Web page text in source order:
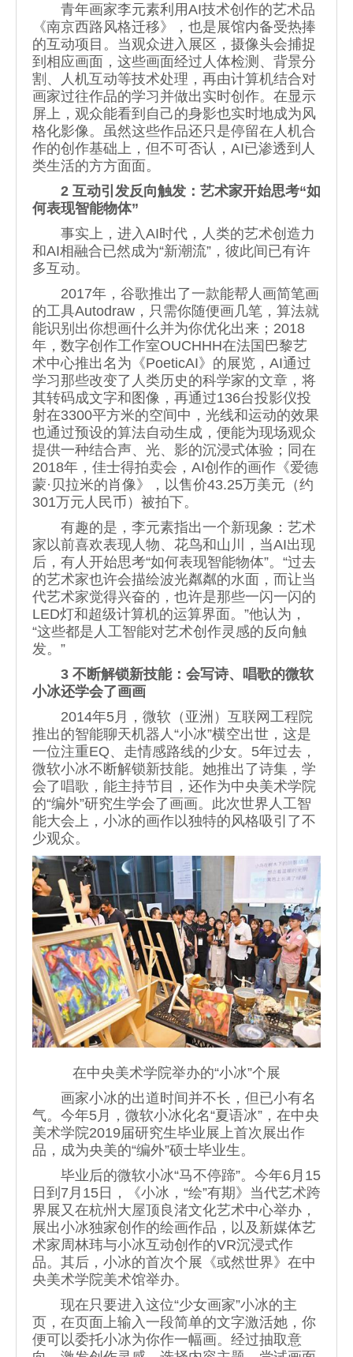
青年画家李元素利用AI技术创作的艺术品
《南京西路风格迁移》，也是展馆内备受热捧
的互动项目。当观众进入展区，摄像头会捕捉
到相应画面，这些画面经过人体检测、背景分
割、人机互动等技术处理，再由计算机结合对
画家过往作品的学习并做出实时创作。在显示
屏上，观众能看到自己的身影也实时地成为风
格化影像。虽然这些作品还只是停留在人机合
作的创作基础上，但不可否认，AI已渗透到人
类生活的方方面面。
2 互动引发反向触发：艺术家开始思考“如
何表现智能物体”
事实上，进入AI时代，人类的艺术创造力
和AI相融合已然成为“新潮流”，彼此间已有许
多互动。
2017年，谷歌推出了一款能帮人画简笔画
的工具Autodraw，只需你随便画几笔，算法就
能识别出你想画什么并为你优化出来；2018
年，数字创作工作室OUCHHH在法国巴黎艺
术中心推出名为《PoeticAI》的展览，AI通过
学习那些改变了人类历史的科学家的文章，将
其转码成文字和图像，再通过136台投影仪投
射在3300平方米的空间中，光线和运动的效果
也通过预设的算法自动生成，便能为现场观众
提供一种结合声、光、影的沉浸式体验；同在
2018年，佳士得拍卖会，AI创作的画作《爱德
蒙·贝拉米的肖像》，以售价43.25万美元（约
301万元人民币）被拍下。
有趣的是，李元素指出一个新现象：艺术
家以前喜欢表现人物、花鸟和山川，当AI出现
后，有人开始思考“如何表现智能物体”。“过去
的艺术家也许会描绘波光粼粼的水面，而让当
代艺术家觉得兴奋的，也许是那些一闪一闪的
LED灯和超级计算机的运算界面。”他认为，
“这些都是人工智能对艺术创作灵感的反向触
发。”
3 不断解锁新技能：会写诗、唱歌的微软
小冰还学会了画画
2014年5月，微软（亚洲）互联网工程院
推出的智能聊天机器人“小冰”横空出世，这是
一位注重EQ、走情感路线的少女。5年过去，
微软小冰不断解锁新技能。她推出了诗集，学
会了唱歌，能主持节目，还作为中央美术学院
的“编外”研究生学会了画画。此次世界人工智
能大会上，小冰的画作以独特的风格吸引了不
少观众。
在中央美术学院举办的“小冰”个展
画家小冰的出道时间并不长，但已小有名
气。今年5月，微软小冰化名“夏语冰”，在中央
美术学院2019届研究生毕业展上首次展出作
品，成为央美的“编外”硕士毕业生。
毕业后的微软小冰“马不停蹄”。今年6月15
日到7月15日，《小冰，“绘”有期》当代艺术跨
界展又在杭州大屋顶良渚文化艺术中心举办，
展出小冰独家创作的绘画作品，以及新媒体艺
术家周林玮与小冰互动创作的VR沉浸式作
品。其后，小冰的首次个展《或然世界》在中
央美术学院美术馆举办。
现在只要进入这位“少女画家”小冰的主
页，在页面上输入一段简单的文字激活她，你
便可以委托小冰为你作一幅画。经过抽取意